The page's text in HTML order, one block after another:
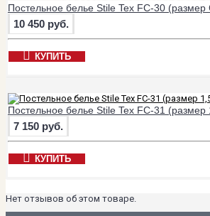
Постельное белье Stile Tex FC-30
10 450 руб.
КУПИТЬ
Постельное белье Stile Tex FC-31 (размер
7 150 руб.
КУПИТЬ
Нет отзывов об этом товаре.